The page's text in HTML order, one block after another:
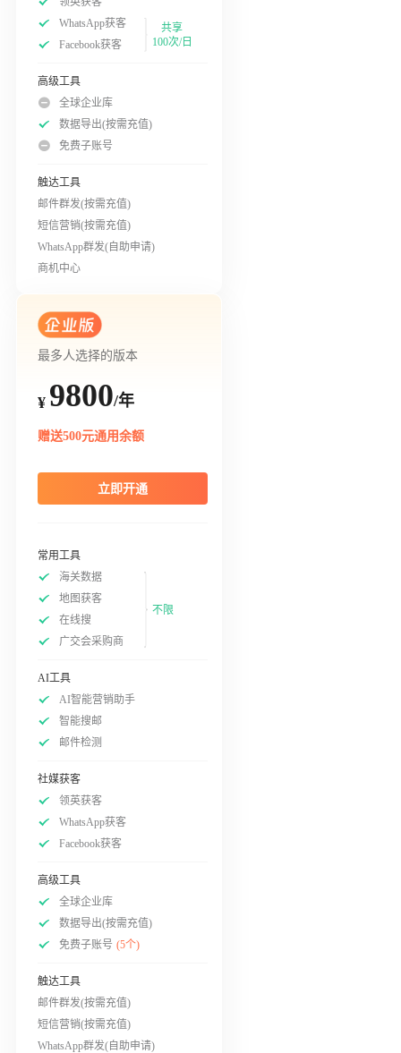
WhatsApp获客
Facebook获客
共享
100次/日
高级工具
全球企业库
数据导出(按需充值)
免费子账号
触达工具
邮件群发(按需充值)
短信营销(按需充值)
WhatsApp群发(自助申请)
商机中心
最多人选择的版本
¥ 9800/年
赠送500元通用余额
立即开通
常用工具
海关数据
地图获客
在线搜
广交会采购商
不限
AI工具
AI智能营销助手
智能搜邮
邮件检测
社媒获客
领英获客
WhatsApp获客
Facebook获客
高级工具
全球企业库
数据导出(按需充值)
免费子账号 (5个)
触达工具
邮件群发(按需充值)
短信营销(按需充值)
WhatsApp群发(自助申请)